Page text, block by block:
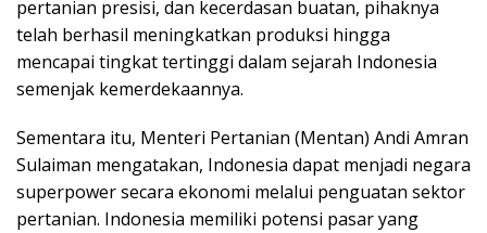
pertanian presisi, dan kecerdasan buatan, pihaknya
telah berhasil meningkatkan produksi hingga
mencapai tingkat tertinggi dalam sejarah Indonesia
semenjak kemerdekaannya.
Sementara itu, Menteri Pertanian (Mentan) Andi Amran
Sulaiman mengatakan, Indonesia dapat menjadi negara
superpower secara ekonomi melalui penguatan sektor
pertanian. Indonesia memiliki potensi pasar yang